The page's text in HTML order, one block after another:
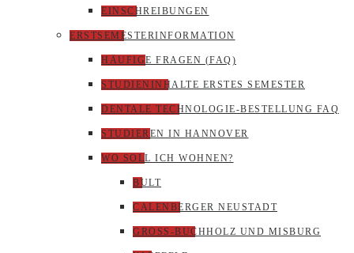
EINSCHREIBUNGEN
ERSTSEMESTERINFORMATION
HÄUFIGE FRAGEN (FAQ)
STUDIENINHALTE ERSTES SEMESTER
DENTALE TECHNOLOGIE-BESTELLUNG FAQ
STUDIEREN IN HANNOVER
WO SOLL ICH WOHNEN?
BULT
CALENBERGER NEUSTADT
GROSS-BUCHHOLZ UND MISBURG